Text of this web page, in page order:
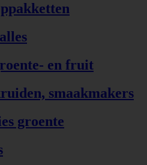
en fruit
smaakmakers
groente